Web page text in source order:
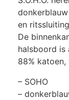
en
De
halsboord
88% katoen,
– SOHO
–